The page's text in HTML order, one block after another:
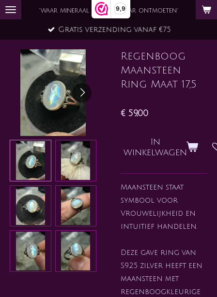
9,9
Ga
hoofdinhoud
`waar mineraal en ziel elkaar ontmoeten´
Gratis verzending vanaf €75
Regenboog
Maansteen
Ring Maat 17,5
€ 59,00
In
winkelwagen
Maansteen staat
symbool voor
Vrouwelijkheid en
intuitief handelen.
Deze gave ring van
S925 zilver heeft een
maansteen met
regenboogkleurige